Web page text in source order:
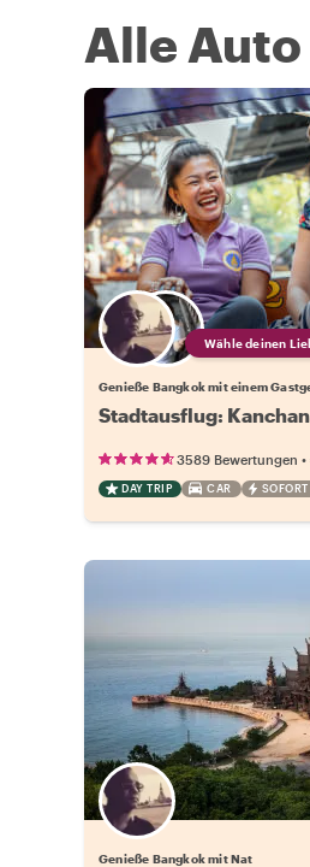
Alle
Wähle deinen
Genieße Bangkok mit einem
Stadtausflug:
3589 Bewertungen •
DAY TRIP CAR
Genieße Bangkok mit Nat